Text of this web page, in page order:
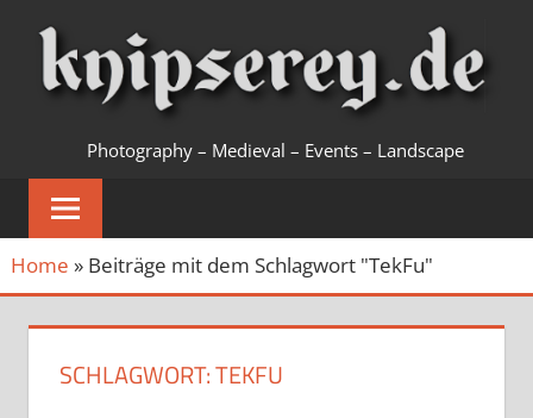
springen
KNIPSEREY
Photography – Medieval – Events – Landscape
Home » Beiträge mit dem Schlagwort "TekFu"
SCHLAGWORT:TEKFU